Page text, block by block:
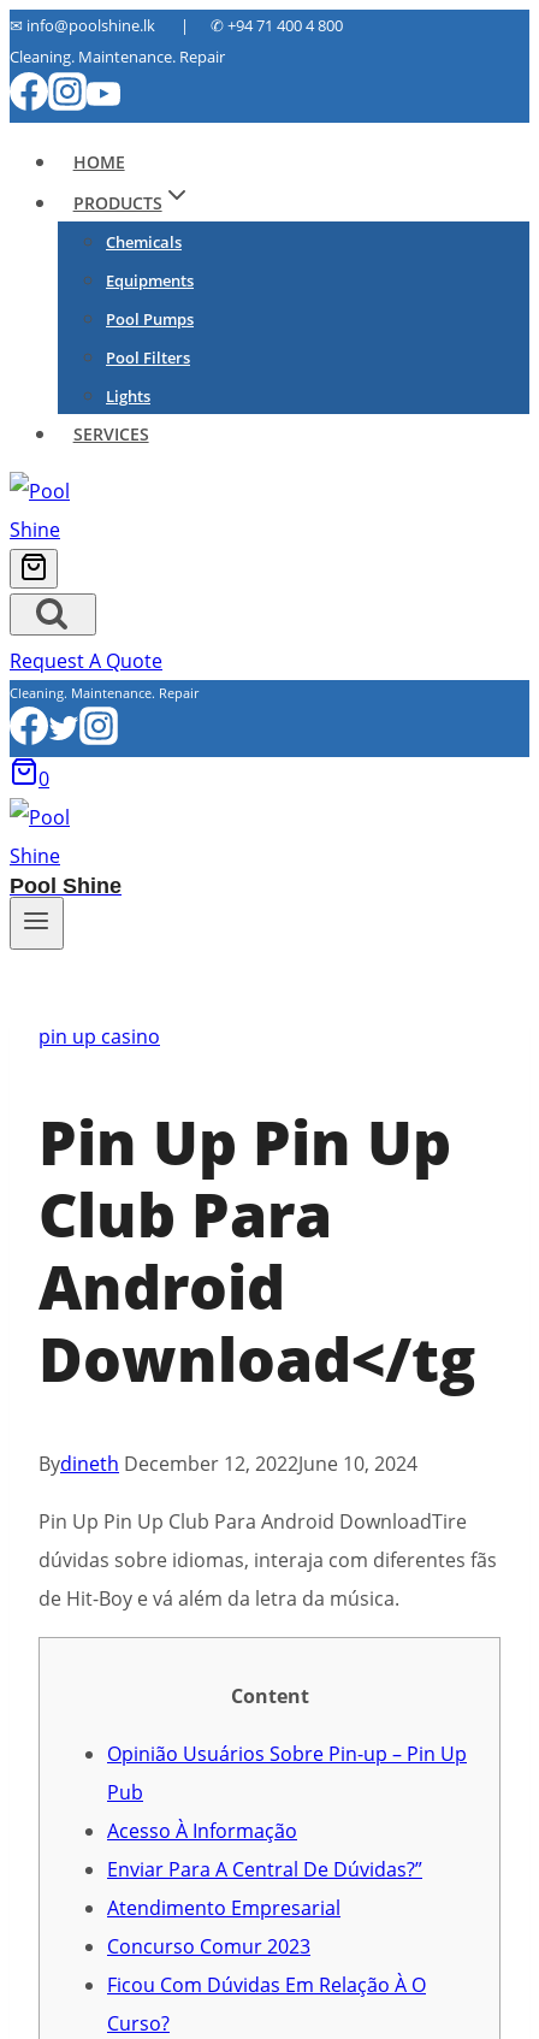
Skip
to
content
✉ info@poolshine.lk | ✆+94 71 400 4 800
Cleaning. Maintenance. Repair
HOME
PRODUCTS
Chemicals
Equipments
Pool Pumps
Pool Filters
Lights
SERVICES
Request A Quote
Cleaning. Maintenance. Repair
0
Pool Shine
pin up casino
Pin Up Pin Up
Club Para
Android
Download</tg
Bydineth December 12, 2022June 10, 2024
Pin Up Pin Up Club Para Android DownloadTire
dúvidas sobre idiomas, interaja com diferentes fãs
de Hit-Boy e vá além da letra da música.
Content
Opinião Usuários Sobre Pin-up – Pin Up
Pub
Acesso À Informação
Enviar Para A Central De Dúvidas?”
Atendimento Empresarial
Concurso Comur 2023
Ficou Com Dúvidas Em Relação À O
Curso?